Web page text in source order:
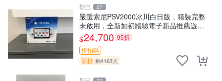
觀己 27
嚴選索尼PSV2000冰川白日版，箱裝完整
未啟用，全新如初體驗電子新品推薦遊戲
掌機嚴選收藏 psv2000 日版 新三色冰川
白 新品 掌上遊戲機
$24,700 95折
折扣碼
競標 剩4163天